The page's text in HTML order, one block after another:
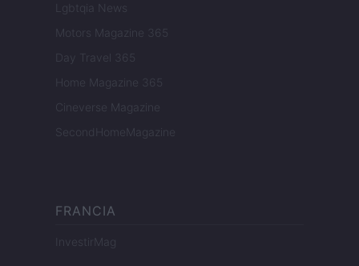
Lgbtqia News
Motors Magazine 365
Day Travel 365
Home Magazine 365
Cineverse Magazine
SecondHomeMagazine
FRANCIA
InvestirMag